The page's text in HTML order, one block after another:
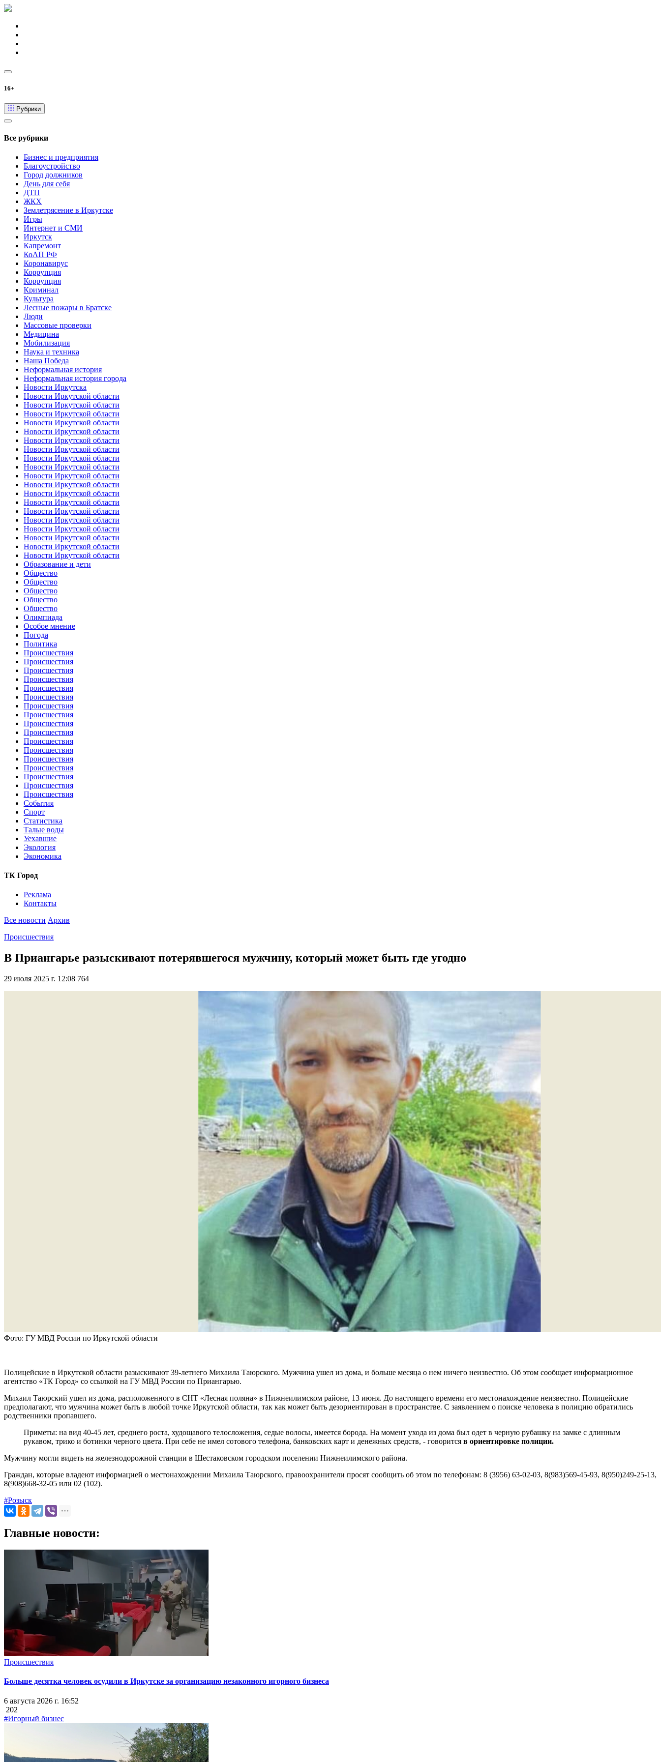
16+
Рубрики
Все рубрики
Бизнес и предприятия
Благоустройство
Город должников
День для себя
ДТП
ЖКХ
Землетрясение в Иркутске
Игры
Интернет и СМИ
Иркутск
Капремонт
КоАП РФ
Коронавирус
Коррупция
Коррупция
Криминал
Культура
Лесные пожары в Братске
Люди
Массовые проверки
Медицина
Мобилизация
Наука и техника
Наша Победа
Неформальная история
Неформальная история города
Новости Иркутска
Новости Иркутской области
Новости Иркутской области
Новости Иркутской области
Новости Иркутской области
Новости Иркутской области
Новости Иркутской области
Новости Иркутской области
Новости Иркутской области
Новости Иркутской области
Новости Иркутской области
Новости Иркутской области
Новости Иркутской области
Новости Иркутской области
Новости Иркутской области
Новости Иркутской области
Новости Иркутской области
Новости Иркутской области
Новости Иркутской области
Новости Иркутской области
Образование и дети
Общество
Общество
Общество
Общество
Общество
Олимпиада
Особое мнение
Погода
Политика
Происшествия
Происшествия
Происшествия
Происшествия
Происшествия
Происшествия
Происшествия
Происшествия
Происшествия
Происшествия
Происшествия
Происшествия
Происшествия
Происшествия
Происшествия
Происшествия
Происшествия
События
Спорт
Статистика
Талые воды
Уехавшие
Экология
Экономика
ТК Город
Реклама
Контакты
Все новости Архив
Происшествия
В Приангарье разыскивают потерявшегося мужчину, который может быть где угодно
29 июля 2025 г. 12:08 764
Фото: ГУ МВД России по Иркутской области
Полицейские в Иркутской области разыскивают 39-летнего Михаила Таюрского. Мужчина ушел из дома, и больше месяца о нем ничего неизвестно. Об этом сообщает информационное
агентство «ТК Город» со ссылкой на ГУ МВД России по Приангарью.
Михаил Таюрский ушел из дома, расположенного в СНТ «Лесная поляна» в Нижнеилимском районе, 13 июня. До настоящего времени его местонахождение неизвестно. Полицейские
предполагают, что мужчина может быть в любой точке Иркутской области, так как может быть дезориентирован в пространстве. С заявлением о поиске человека в полицию обратились
родственники пропавшего.
Приметы: на вид 40-45 лет, среднего роста, худощавого телосложения, седые волосы, имеется борода. На момент ухода из дома был одет в черную рубашку на замке с длинным
рукавом, трико и ботинки черного цвета. При себе не имел сотового телефона, банковских карт и денежных средств, - говорится в ориентировке полиции.
Мужчину могли видеть на железнодорожной станции в Шестаковском городском поселении Нижнеилимского района.
Граждан, которые владеют информацией о местонахождении Михаила Таюрского, правоохранители просят сообщить об этом по телефонам: 8 (3956) 63-02-03, 8(983)569-45-93, 8(950)249-25-13,
8(908)668-32-05 или 02 (102).
#Розыск
Главные новости:
Происшествия
Больше десятка человек осудили в Иркутске за организацию незаконного игорного бизнеса
6 августа 2026 г. 16:52
202
#Игорный бизнес